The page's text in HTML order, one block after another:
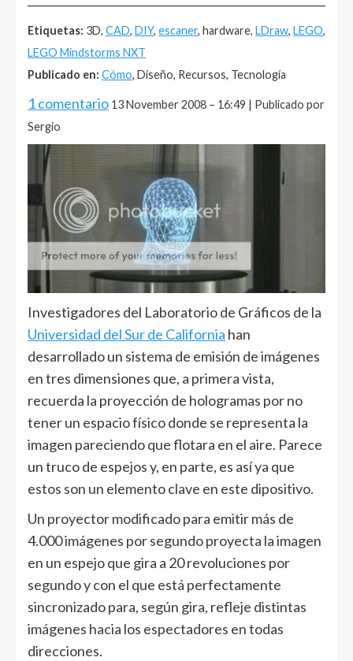
Etiquetas: 3D, CAD, DIY, escaner, hardware, LDraw, LEGO,
LEGO Mindstorms NXT
Publicado en: Cómo, Diseño, Recursos, Tecnología
1 comentario 13 November 2008 – 16:49 | Publicado por
Sergio
Investigadores del Laboratorio de Gráficos de la
Universidad del Sur de California han
desarrollado un sistema de emisión de imágenes
en tres dimensiones que, a primera vista,
recuerda la proyección de hologramas por no
tener un espacio físico donde se representa la
imagen pareciendo que flotara en el aire. Parece
un truco de espejos y, en parte, es así ya que
estos son un elemento clave en este dipositivo.
Un proyector modificado para emitir más de
4.000 imágenes por segundo proyecta la imagen
en un espejo que gira a 20 revoluciones por
segundo y con el que está perfectamente
sincronizado para, según gira, refleje distintas
imágenes hacia los espectadores en todas
direcciones.